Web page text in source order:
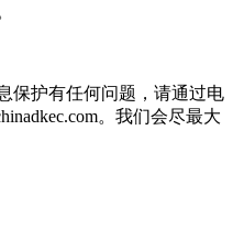
保护有任何问题，请通过电
。我们会尽最大